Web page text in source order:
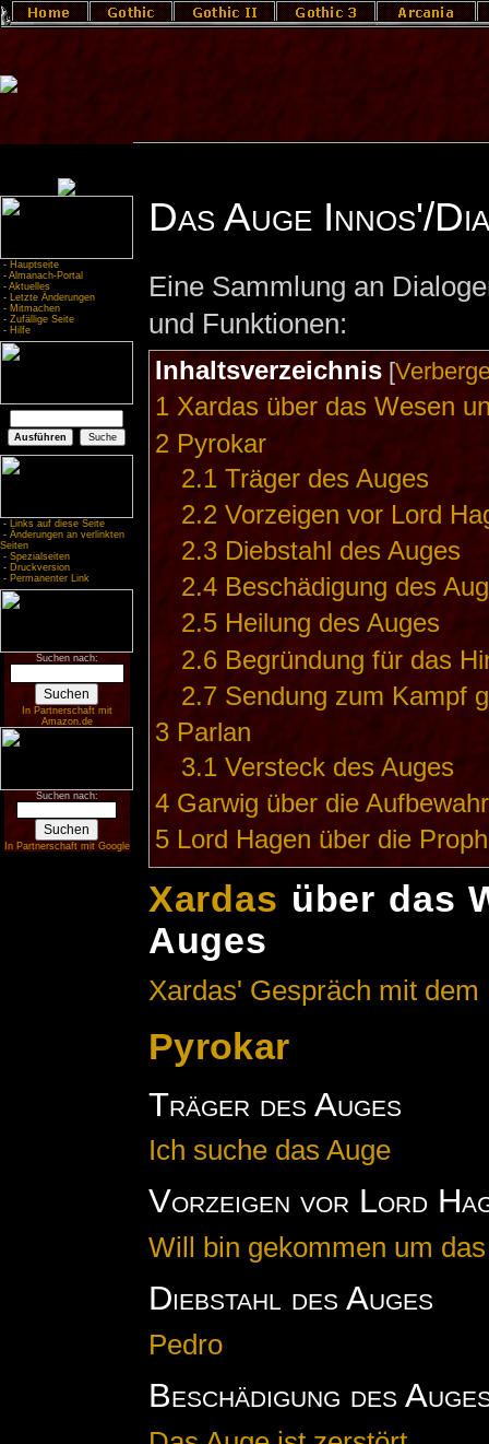
- Hauptseite
- Almanach-Portal
- Aktuelles
- Letzte Änderungen
- Mitmachen
- Zufällige Seite
- Hilfe
- Links auf diese Seite
- Änderungen an verlinkten
Seiten
- Spezialseiten
- Druckversion
- Permanenter Link
Suchen nach:
In Partnerschaft mit
Amazon.de
Suchen nach:
In Partnerschaft mit Google
Das Auge Innos'/
Eine Sammlung an
und Funktionen:
Inhaltsverzeichnis[
1 Xardas über das Wesen
2 Pyrokar
2.1 Träger des Auges
2.2 Vorzeigen vor Lord
2.3 Diebstahl des Auges
2.4 Beschädigung des
2.5 Heilung des Auges
2.6 Begründung für das
2.7 Sendung zum Kampf
3 Parlan
3.1 Versteck des Auges
4 Garwig über die
5 Lord Hagen über die
Xardas über das
Auges
Xardas' Gespräch mit dem
Pyrokar
Träger des Auges
Ich suche das Auge
Vorzeigen vor Lord
Will bin gekommen um
Diebstahl des Auges
Pedro
Beschädigung des